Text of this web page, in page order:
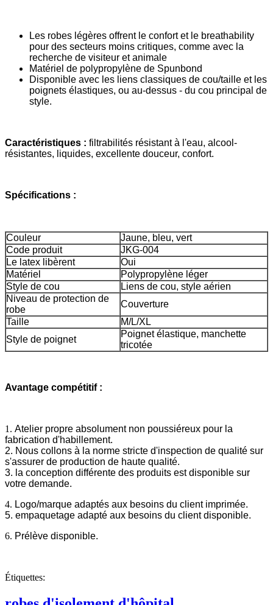
Les robes légères offrent le confort et le breathability
pour des secteurs moins critiques, comme avec la
recherche de visiteur et animale
Matériel de polypropylène de Spunbond
Disponible avec les liens classiques de cou/taille et les
poignets élastiques, ou au-dessus - du cou principal de
style.
Caractéristiques : filtrabilités résistant à l'eau, alcool-
résistantes, liquides, excellente douceur, confort.
Spécifications :
Couleur
Jaune, bleu, vert
Code produit
JKG-004
Le latex libèrent
Oui
Matériel
Polypropylène léger
Style de cou
Liens de cou, style aérien
Niveau de protection de
robe
Couverture
Taille
M/L/XL
Style de poignet
Poignet élastique, manchette
tricotée
Avantage compétitif :
1. Atelier propre absolument non poussiéreux pour la
fabrication d'habillement.
2. Nous collons à la norme stricte d'inspection de qualité sur
s'assurer de production de haute qualité.
3. la conception différente des produits est disponible sur
votre demande.
4. Logo/marque adaptés aux besoins du client imprimée.
5. empaquetage adapté aux besoins du client disponible.
6. Prélève disponible.
Étiquettes: